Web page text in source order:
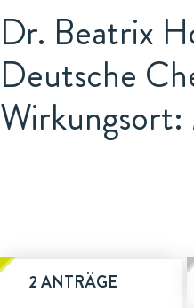
Dr. Beatrix
Deutsche
2 ANTRÄGE